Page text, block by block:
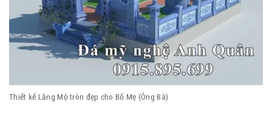
Thiết kế Lăng Mộ tròn đẹp cho Bố Mẹ (Ông Bà)